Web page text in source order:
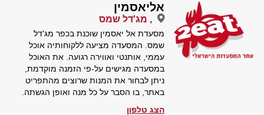
אליאסמין
, מג'דל שמס
מסעדת אל יאסמין שוכנת בכפר מג'דל
שמס. המסעדה מציעה ללקוחותיה אוכל
עממי, אותנטי ואווירה רגועה. את האוכל
במסעדה מגישים על-פי הזמנה מוקדמת,
ניתן לבחור את המנות שרוצים מהתפריט
באתר, בו הסבר על כל מנה ואופן הגשתה.
הצג טלפון